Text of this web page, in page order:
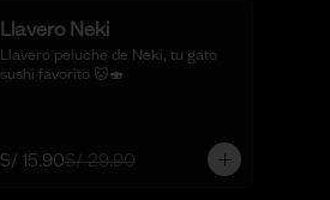
Llavero Neki
Llavero peluche de Neki, tu gato
sushi favorito 🐱🍣
S/ 15.90S/ 29.90